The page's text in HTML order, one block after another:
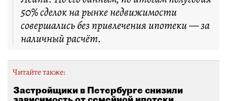
50% сделок на рынке недвижимости
совершались без привлечения ипотеки — за
наличный расчёт.
Читайте также:
Застройщики в Петербурге снизили